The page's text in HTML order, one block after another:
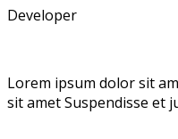
Developer
Lorem ipsum dolor sit
sit amet Suspendisse et